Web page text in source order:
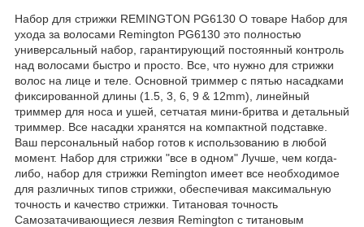
Набор для стрижки REMINGTON PG6130 О товаре Набор для
ухода за волосами Remington PG6130 это полностью
универсальный набор, гарантирующий постоянный контроль
над волосами быстро и просто. Все, что нужно для стрижки
волос на лице и теле. Основной триммер с пятью насадками
фиксированной длины (1.5, 3, 6, 9 & 12mm), линейный
триммер для носа и ушей, сетчатая мини-бритва и детальный
триммер. Все насадки хранятся на компактной подставке.
Ваш персональный набор готов к использованию в любой
момент. Набор для стрижки "все в одном" Лучше, чем когда-
либо, набор для стрижки Remington имеет все необходимое
для различных типов стрижки, обеспечивая максимальную
точность и качество стрижки. Титановая точность
Самозатачивающиеся лезвия Remington с титановым